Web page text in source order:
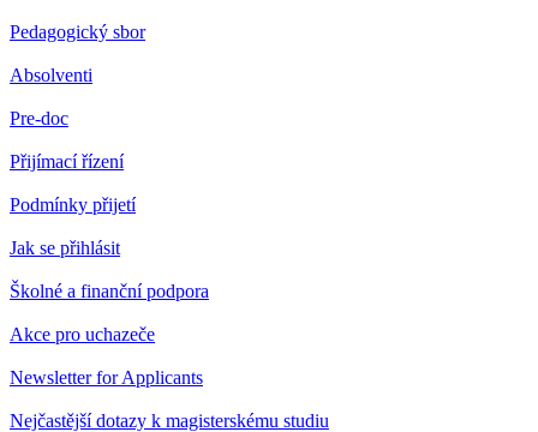
Pedagogický sbor
Absolventi
Pre-doc
Přijímací řízení
Podmínky přijetí
Jak se přihlásit
Školné a finanční podpora
Akce pro uchazeče
Newsletter for Applicants
Nejčastější dotazy k magisterskému studiu